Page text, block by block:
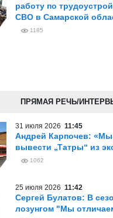
работу по
СВО в Самарской
1185
ПРЯМАЯ РЕЧЬ/
31 июля 2026 11:45
Андрей Карпочев:
вывести „Татры“ из
1062
25 июля 2026 11:42
Сергей Булатов: В
лозунгом "Мы